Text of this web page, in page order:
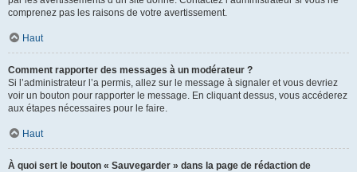
comprenez pas les raisons de votre avertissement.
Haut
Comment rapporter des messages à un modérateur ?
Si l’administrateur l’a permis, allez sur le message à signaler et vous devriez
voir un bouton pour rapporter le message. En cliquant dessus, vous accéderez
aux étapes nécessaires pour le faire.
Haut
À quoi sert le bouton « Sauvegarder » dans la page de rédaction de